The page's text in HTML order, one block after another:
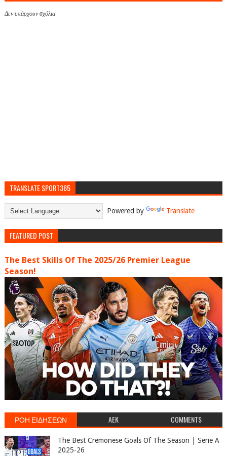
Δεν υπάρχουν σχόλια
TRANSLATE SPORT365
Powered by Translate
FEATURED POST
The Best Skills Of The 2025/26 Premier League
Season!
ΡΟΗ ΕΙΔΗΣΕΩΝ AEK COMMENTS
The Best Cremonese Goals Of The Season | Serie A
2025-26